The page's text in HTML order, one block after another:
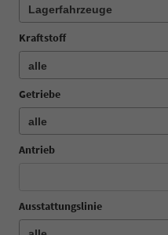
Kraftstoff
Getriebe
Antrieb
Ausstattungslinie